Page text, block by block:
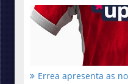
Errea apresenta as